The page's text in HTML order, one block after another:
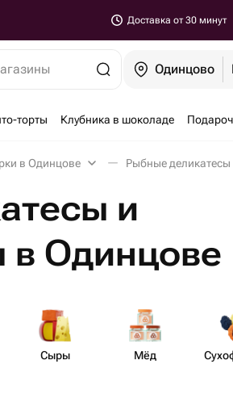
Доставка от 30 минут
Одинцово
торты Клубника в шоколаде
в Одинцове Рыбные
и
в Одинцове
Сыры Мёд